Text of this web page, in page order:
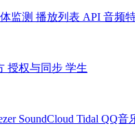
监测 播放列表 API 音频
授权与同步 学生
SoundCloud Tidal QQ音